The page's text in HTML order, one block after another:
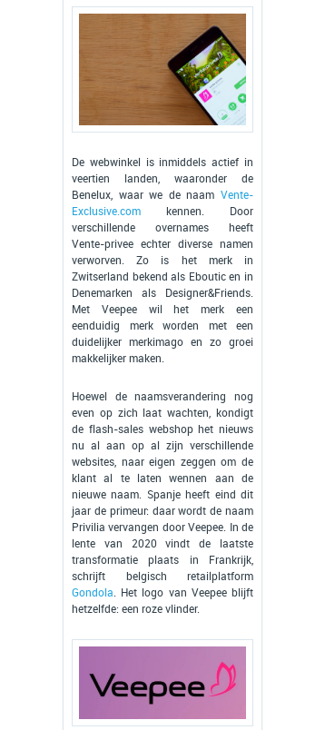
De webwinkel is inmiddels actief in
veertien landen, waaronder de
Benelux, waar we de naam Vente-
Exclusive.com kennen. Door
verschillende overnames heeft
Vente-privee echter diverse namen
verworven. Zo is het merk in
Zwitserland bekend als Eboutic en in
Denemarken als Designer&Friends.
Met Veepee wil het merk een
eenduidig merk worden met een
duidelijker merkimago en zo groei
makkelijker maken.
Hoewel de naamsverandering nog
even op zich laat wachten, kondigt
de flash-sales webshop het nieuws
nu al aan op al zijn verschillende
websites, naar eigen zeggen om de
klant al te laten wennen aan de
nieuwe naam. Spanje heeft eind dit
jaar de primeur: daar wordt de naam
Privilia vervangen door Veepee. In de
lente van 2020 vindt de laatste
transformatie plaats in Frankrijk,
schrijft belgisch retailplatform
Gondola . Het logo van Veepee blijft
hetzelfde: een roze vlinder.